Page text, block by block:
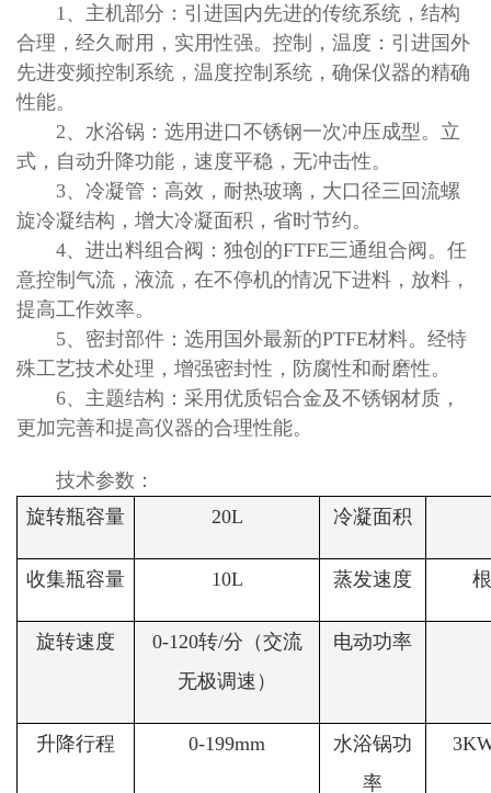
1、主机部分：引进国内先进的传统系统，结构
合理，经久耐用，实用性强。控制，温度：引进国外
先进变频控制系统，温度控制系统，确保仪器的精确
性能。
2、水浴锅：选用进口不锈钢一次冲压成型。立
式，自动升降功能，速度平稳，无冲击性。
3、冷凝管：高效，耐热玻璃，大口径三回流螺
旋冷凝结构，增大冷凝面积，省时节约。
4、进出料组合阀：独创的FTFE三通组合阀。任
意控制气流，液流，在不停机的情况下进料，放料，
提高工作效率。
5、密封部件：选用国外最新的PTFE材料。经特
殊工艺技术处理，增强密封性，防腐性和耐磨性。
6、主题结构：采用优质铝合金及不锈钢材质，
更加完善和提高仪器的合理性能。
技术参数：
旋转瓶容量
20L 冷凝面积
收集瓶容量 10L 蒸发速度
旋转速度
0-120转/分（交流
无极调速）
电动功率
升降行程 0-199mm
水浴锅功
率